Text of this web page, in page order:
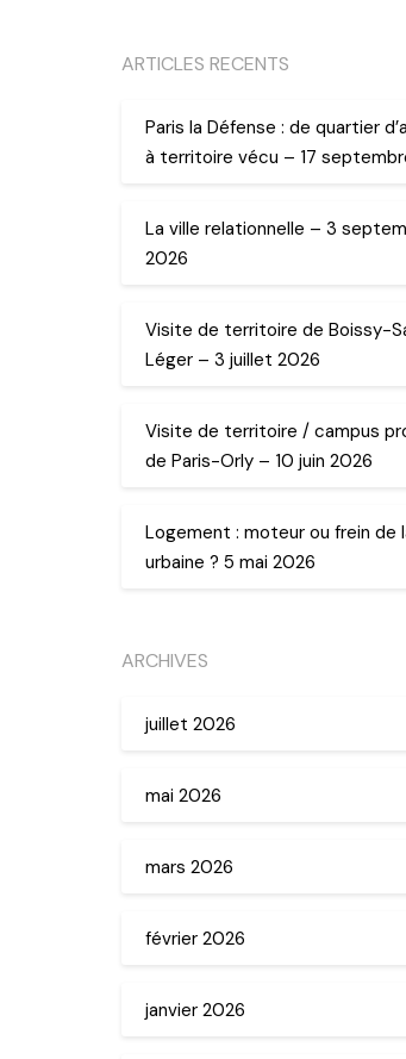
ARTICLES RECENTS
Paris la Défense : de quartier
à territoire vécu – 17
La ville relationnelle – 3
2026
Visite de territoire de Boissy-
Léger – 3 juillet 2026
Visite de territoire / campus
de Paris-Orly – 10 juin 2026
Logement : moteur ou frein de
urbaine ? 5 mai 2026
ARCHIVES
juillet 2026
mai 2026
mars 2026
février 2026
janvier 2026